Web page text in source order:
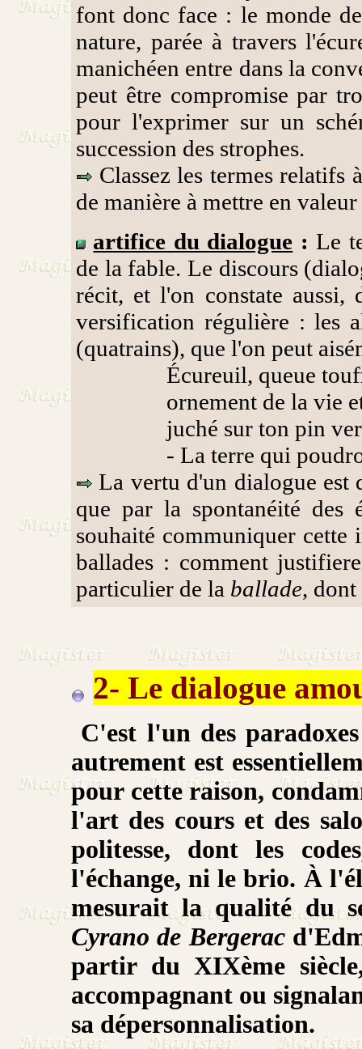
font donc face : le monde
nature, parée à travers
manichéen entre dans la
peut être compromise par
pour l'exprimer sur un
succession des strophes.
Classez les termes
de manière à mettre en
artifice du dialogue : Le
de la fable. Le discours
récit, et l'on constate aussi,
versification régulière : les
(quatrains), que l'on peut
Écureuil, queue
ornement de la vie et
juché sur ton pin vert,
- La terre qui poudroie
La vertu d'un dialogue est
que par la spontanéité des
souhaité communiquer cette
ballades : comment
particulier de la ballade,
2- Le dialogue
C'est l'un des
autrement est
pour cette raison,
l'art des cours et des
politesse, dont les
l'échange, ni le brio. À
mesurait la qualité du
Cyrano de Bergerac
partir du XIXème
accompagnant ou
sa dépersonnalisation.